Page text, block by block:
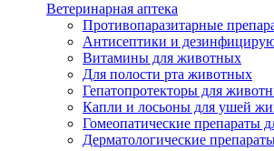
Ветеринарная аптека
Противопаразитарные
Антисептики и
Витамины для животных
Для полости рта животных
Гепатопротекторы для
Капли и лосьоны для ушей
Гомеопатические препараты
Дерматологические